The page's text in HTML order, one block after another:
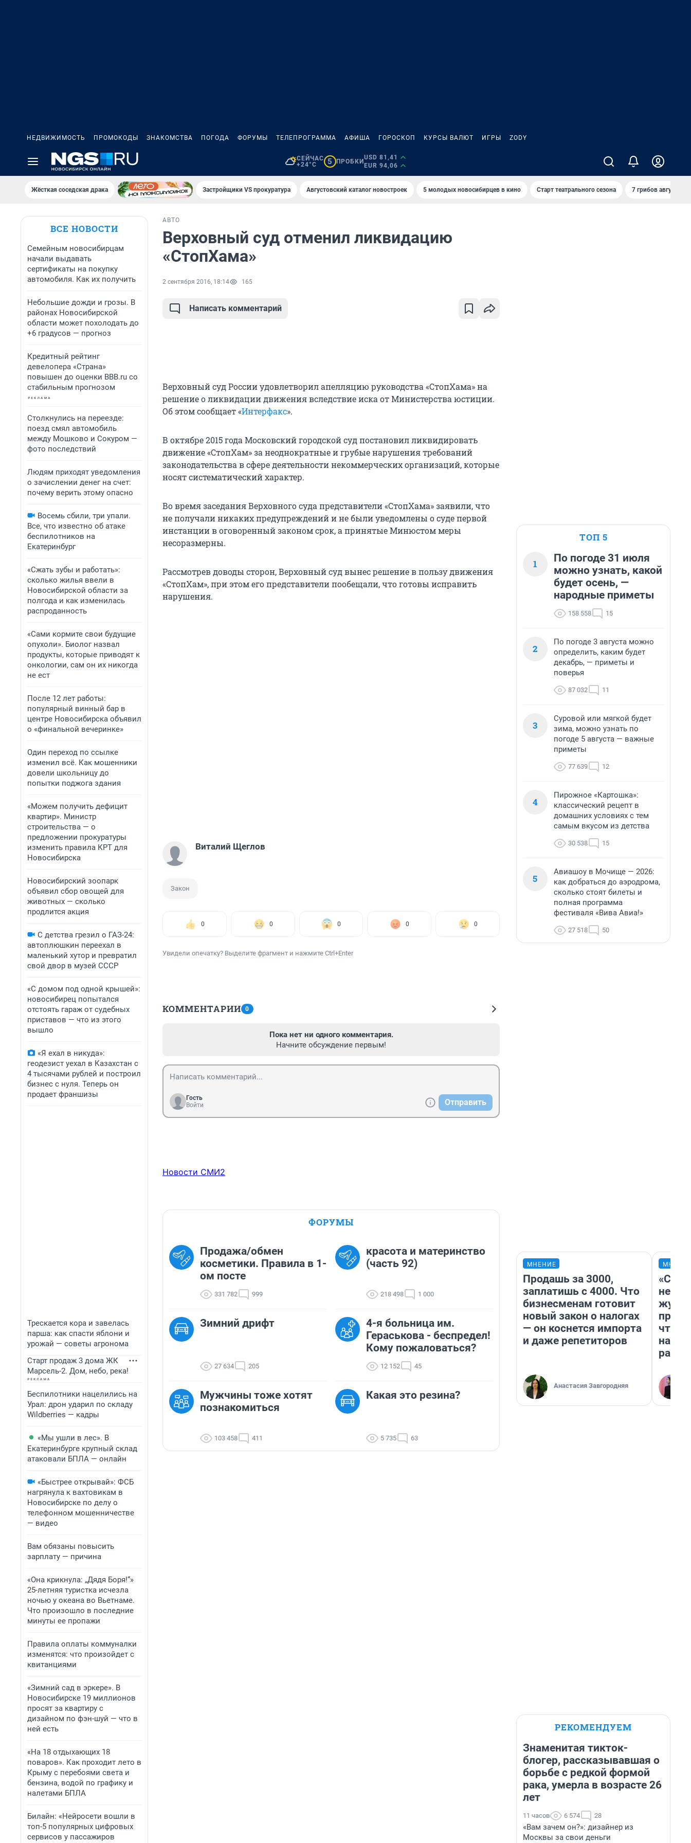
НЕДВИЖИМОСТЬ ПРОМОКОДЫ ЗНАКОМСТВА ПОГОДА ФОРУМЫ ТЕЛЕПРОГРАММА АФИША ГОРОСКОП КУРСЫ ВАЛЮТ ИГРЫ ZODY
СЕЙЧАС
+24°C
5 ПРОБКИ
USD 81,41
EUR 94,06
Жёсткая соседская драка Застройщики VS прокуратура Августовский каталог новостроек 5 молодых новосибирцев в кино Старт театрального сезона 7 грибов августа
ВСЕ НОВОСТИ
Семейным новосибирцам
начали выдавать
сертификаты на покупку
автомобиля. Как их получить
Небольшие дожди и грозы. В
районах Новосибирской
области может похолодать до
+6 градусов — прогноз
Кредитный рейтинг
девелопера «Страна»
повышен до оценки BBB.ru со
стабильным прогнозом
Столкнулись на переезде:
поезд смял автомобиль
между Мошково и Сокуром —
фото последствий
Людям приходят уведомления
о зачислении денег на счет:
почему верить этому опасно
Восемь сбили, три упали.
Все, что известно об атаке
беспилотников на
Екатеринбург
«Сжать зубы и работать»:
сколько жилья ввели в
Новосибирской области за
полгода и как изменилась
распроданность
«Сами кормите свои будущие
опухоли». Биолог назвал
продукты, которые приводят к
онкологии, сам он их никогда
не ест
После 12 лет работы:
популярный винный бар в
центре Новосибирска объявил
о «финальной вечеринке»
Один переход по ссылке
изменил всё. Как мошенники
довели школьницу до
попытки поджога здания
«Можем получить дефицит
квартир». Министр
строительства — о
предложении прокуратуры
изменить правила КРТ для
Новосибирска
Новосибирский зоопарк
объявил сбор овощей для
животных — сколько
продлится акция
С детства грезил о ГАЗ-24:
автоплюшкин переехал в
маленький хутор и превратил
свой двор в музей СССР
«С домом под одной крышей»:
новосибирец попытался
отстоять гараж от судебных
приставов — что из этого
вышло
«Я ехал в никуда»:
геодезист уехал в Казахстан с
4 тысячами рублей и построил
бизнес с нуля. Теперь он
продает франшизы
Трескается кора и завелась
парша: как спасти яблони и
урожай — советы агронома
Старт продаж 3 дома ЖК
Марсель-2. Дом, небо, река!
Беспилотники нацелились на
Урал: дрон ударил по складу
Wildberries — кадры
«Мы ушли в лес». В
Екатеринбурге крупный склад
атаковали БПЛА — онлайн
«Быстрее открывай»: ФСБ
нагрянула к вахтовикам в
Новосибирске по делу о
телефонном мошенничестве
— видео
Вам обязаны повысить
зарплату — причина
«Она крикнула: „Дядя Боря!“»
25-летняя туристка исчезла
ночью у океана во Вьетнаме.
Что произошло в последние
минуты ее пропажи
Правила оплаты коммуналки
изменятся: что произойдет с
квитанциями
«Зимний сад в эркере». В
Новосибирске 19 миллионов
просят за квартиру с
дизайном по фэн-шуй — что в
ней есть
«На 18 отдыхающих 18
поваров». Как проходит лето в
Крыму с перебоями света и
бензина, водой по графику и
налетами БПЛА
Билайн: «Нейросети вошли в
топ-5 популярных цифровых
сервисов у пассажиров
АВТО
Верховный суд отменил ликвидацию
«СтопХама»
2 сентября 2016, 18:14 165
Написать комментарий
Верховный суд России удовлетворил апелляцию руководства «СтопХама» на
решение о ликвидации движения вследствие иска от Министерства юстиции.
Об этом сообщает «Интерфакс».
В октябре 2015 года Московский городской суд постановил ликвидировать
движение «СтопХам» за неоднократные и грубые нарушения требований
законодательства в сфере деятельности некоммерческих организаций, которые
носят систематический характер.
Во время заседания Верховного суда представители «СтопХама» заявили, что
не получали никаких предупреждений и не были уведомлены о суде первой
инстанции в оговоренный законом срок, а принятые Минюстом меры
несоразмерны.
Рассмотрев доводы сторон, Верховный суд вынес решение в пользу движения
«СтопХам», при этом его представители пообещали, что готовы исправить
нарушения.
Виталий Щеглов
Закон
0 0 0 0 0
Увидели опечатку? Выделите фрагмент и нажмите Ctrl+Enter
КОММЕНТАРИИ 0
Пока нет ни одного комментария.
Начните обсуждение первым!
Гость
Войти
Отправить
Новости СМИ2
ФОРУМЫ
Продажа/обмен
косметики. Правила в 1-
ом посте
331 782 999
красота и материнство
(часть 92)
218 498 1 000
Зимний дрифт
27 634 205
4-я больница им.
Гераськова - беспредел!
Кому пожаловаться?
12 152 45
Мужчины тоже хотят
познакомиться
103 458 411
Какая это резина?
5 735 63
ТОП 5
1
По погоде 31 июля
можно узнать, какой
будет осень, —
народные приметы
158 558 15
2
По погоде 3 августа можно
определить, каким будет
декабрь, — приметы и
поверья
87 032 11
3
Суровой или мягкой будет
зима, можно узнать по
погоде 5 августа — важные
приметы
77 639 12
4
Пирожное «Картошка»:
классический рецепт в
домашних условиях с тем
самым вкусом из детства
30 538 15
5
Авиашоу в Мочище — 2026:
как добраться до аэродрома,
сколько стоят билеты и
полная программа
фестиваля «Вива Авиа!»
27 518 50
МНЕНИЕ
Продашь за 3000,
заплатишь с 4000. Что
бизнесменам готовит
новый закон о налогах
— он коснется импорта
и даже репетиторов
Анастасия Завгородняя
на
ради
РЕКОМЕНДУЕМ
Знаменитая тикток-
блогер, рассказывавшая о
борьбе с редкой формой
рака, умерла в возрасте 26
лет
11 часов 6 574 28
«Вам зачем он?»: дизайнер из
Москвы за свои деньги